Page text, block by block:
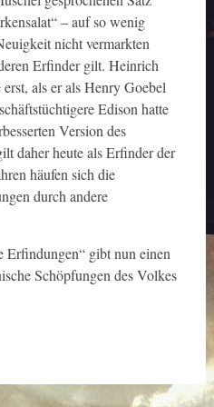
– auf so wenig
nicht vermarkten
Erfinder gilt. Heinrich
als er als Henry Goebel
Edison hatte
Version des
daher heute als Erfinder der
häufen sich die
durch andere
Erfindungen“ gibt nun einen
Schöpfungen des Volkes